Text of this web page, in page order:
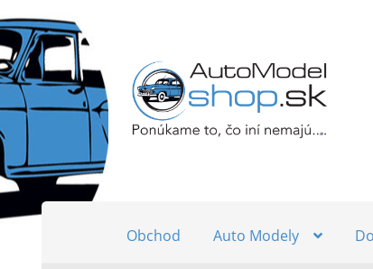
Preskočiť
na
navigáciu
Preskočiť
na
obsah
Obchod Auto Modely